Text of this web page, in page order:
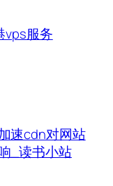
vps服务
速cdn对网站
_读书小站